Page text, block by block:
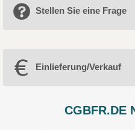
Stellen Sie eine Frage
Einlieferung/Verkauf
CGBFR.DE